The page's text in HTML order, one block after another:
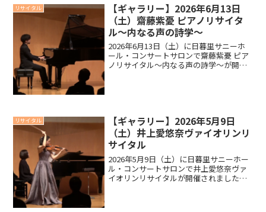
リサイタル
【ギャラリー】2026年6月13日
（土）齋藤紫憂 ピアノリサイタ
ル～内なる声の詩学～
2026年6月13日（土）に日暮里サニーホ
ール・コンサートサロンで齋藤紫憂 ピア
ノリサイタル～内なる声の詩学～が開催
リサイタル
【ギャラリー】2026年5月9日
（土）井上愛悠奈ヴァイオリンリ
サイタル
2026年5月9日（土）に日暮里サニーホー
ル・コンサートサロンで井上愛悠奈ヴァ
イオリンリサイタルが開催されました。